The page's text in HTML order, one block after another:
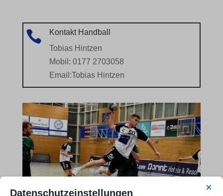

Kontakt Handball
Tobias Hintzen
Mobil: 0177 2703058
Email:Tobias Hintzen
Datenschutzeinstellungen ×